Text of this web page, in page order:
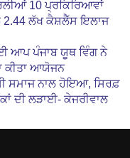
10 ਪ੍ਰਕਿਰਿਆਵਾਂ
2.44 ਲੱਖ ਕੈਸ਼ਲੈੱਸ ਇਲਾਜ
ਆਪ ਪੰਜਾਬ ਯੂਥ ਵਿੰਗ ਨੇ
ਕੀਤਾ ਆਯੋਜਨ
ਸਮਾਜ ਨਾਲ ਹੋਇਆ, ਸਿਰਫ਼
ਦੀ ਲੜਾਈ- ਕੇਜਰੀਵਾਲ